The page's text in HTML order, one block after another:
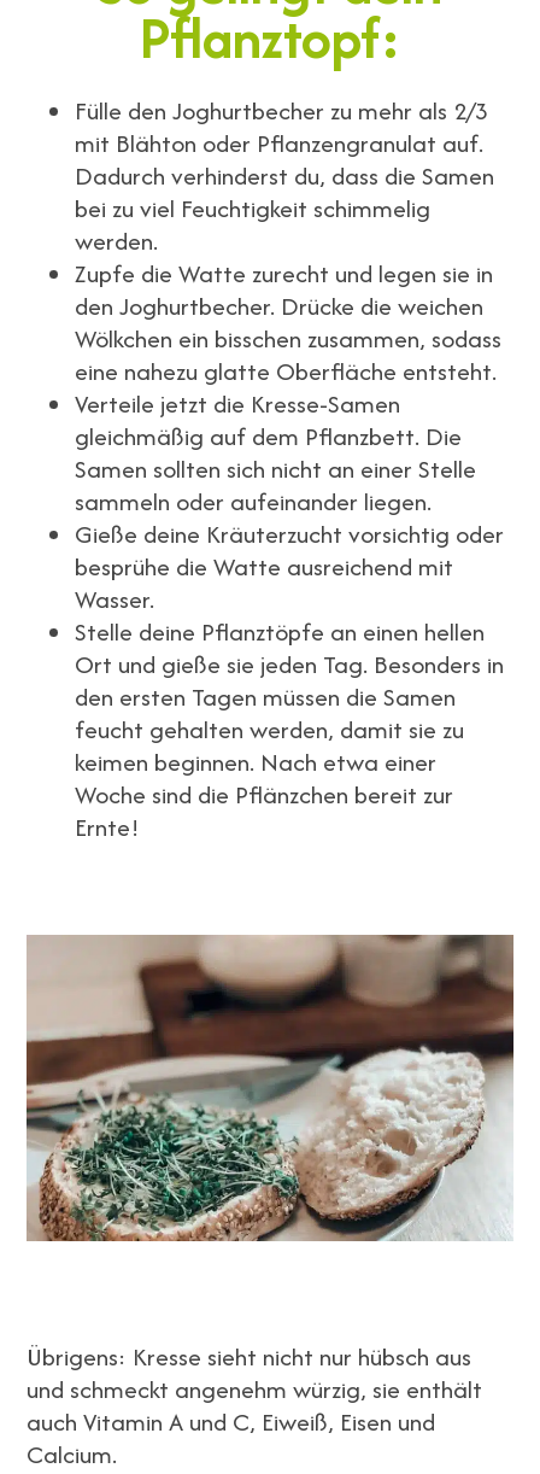
Pflanztopf:
Fülle den Joghurtbecher zu mehr als 2/3
mit Blähton oder Pflanzengranulat auf.
Dadurch verhinderst du, dass die Samen
bei zu viel Feuchtigkeit schimmelig
werden.
Zupfe die Watte zurecht und legen sie in
den Joghurtbecher. Drücke die weichen
Wölkchen ein bisschen zusammen, sodass
eine nahezu glatte Oberfläche entsteht.
Verteile jetzt die Kresse-Samen
gleichmäßig auf dem Pflanzbett. Die
Samen sollten sich nicht an einer Stelle
sammeln oder aufeinander liegen.
Gieße deine Kräuterzucht vorsichtig oder
besprühe die Watte ausreichend mit
Wasser.
Stelle deine Pflanztöpfe an einen hellen
Ort und gieße sie jeden Tag. Besonders in
den ersten Tagen müssen die Samen
feucht gehalten werden, damit sie zu
keimen beginnen. Nach etwa einer
Woche sind die Pflänzchen bereit zur
Ernte!
Übrigens: Kresse sieht nicht nur hübsch aus
und schmeckt angenehm würzig, sie enthält
auch Vitamin A und C, Eiweiß, Eisen und
Calcium.